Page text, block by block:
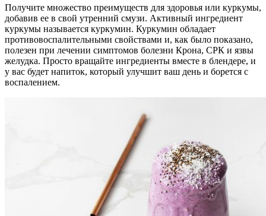
Получите множество преимуществ для здоровья или куркумы,
добавив ее в свой утренний смузи. Активный ингредиент
куркумы называется куркумин. Куркумин обладает
противовоспалительными свойствами и, как было показано,
полезен при лечении симптомов болезни Крона, СРК и язвы
желудка. Просто вращайте ингредиенты вместе в блендере, и
у вас будет напиток, который улучшит ваш день и борется с
воспалением.